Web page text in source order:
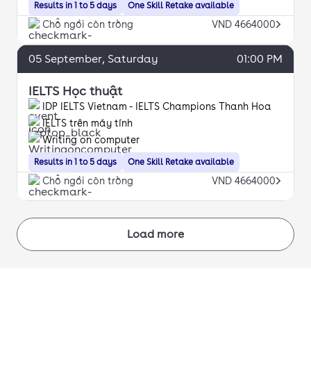
Results in 1 to 5 days One Skill Retake available
Chỗ ngồi còn trống VND 4664000
05 September, Saturday 01:00 PM
IELTS Học thuật
IDP IELTS Vietnam - IELTS Champions Thanh Hoa
Results in 1 to 5 days
IELTS trên máy tính
Writing on computer
One Skill Retake available
Chỗ ngồi còn trống VND 4664000
Load more